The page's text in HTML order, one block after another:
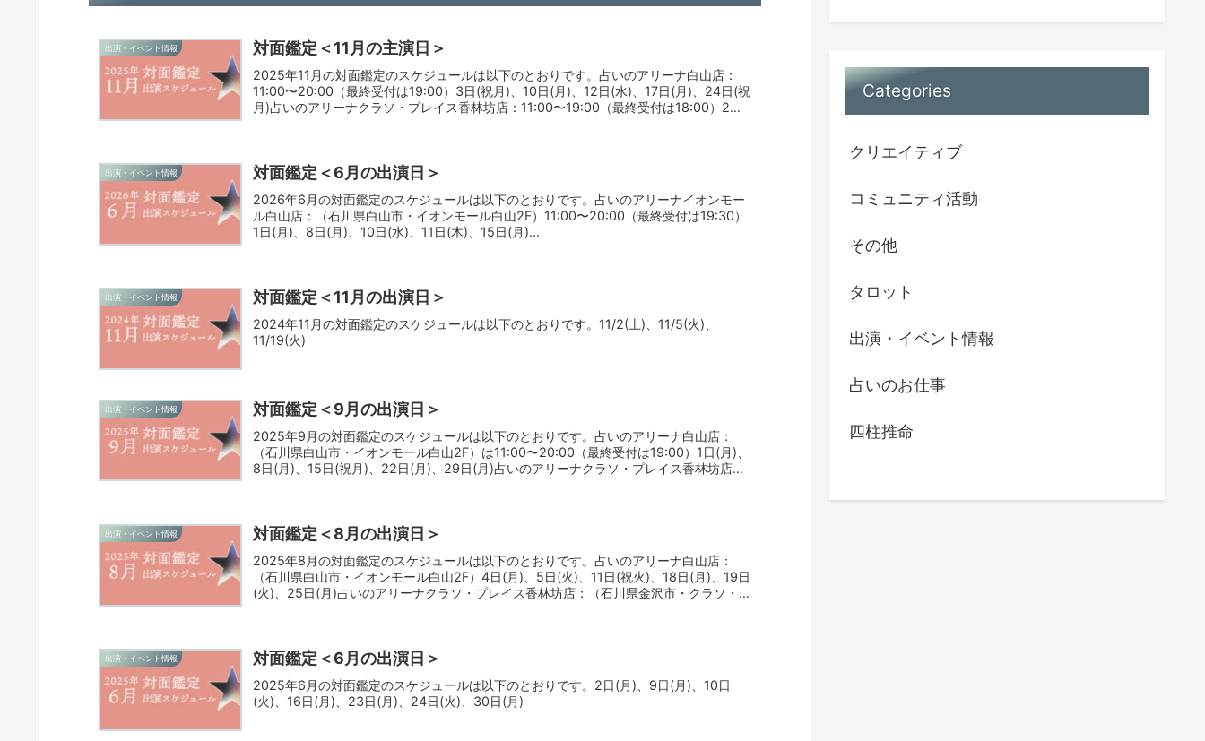
出演・イベント情報 対面鑑定＜11月の主演日＞
2025年11月の対面鑑定のスケジュールは以下のとおりです。占いのアリーナ白山店：
11:00〜20:00（最終受付は19:00）3日(祝月)、10日(月)、12日(水)、17日(月)、24日(祝
月)占いのアリーナクラソ・プレイス香林坊店：11:00〜19:00（最終受付は18:00）2日
出演・イベント情報 対面鑑定＜6月の出演日＞
2026年6月の対面鑑定のスケジュールは以下のとおりです。占いのアリーナイオンモー
ル白山店：（石川県白山市・イオンモール白山2F）11:00〜20:00（最終受付は19:30）
1日(月)、8日(月)、10日(水)、11日(木)、15日(月)...
出演・イベント情報 対面鑑定＜11月の出演日＞
2024年11月の対面鑑定のスケジュールは以下のとおりです。11/2(土)、11/5(火)、
11/19(火)
出演・イベント情報 対面鑑定＜9月の出演日＞
2025年9月の対面鑑定のスケジュールは以下のとおりです。占いのアリーナ白山店：
（石川県白山市・イオンモール白山2F）は11:00〜20:00（最終受付は19:00）1日(月)、
8日(月)、15日(祝月)、22日(月)、29日(月)占いのアリーナクラソ・プレイス香林坊店：
出演・イベント情報 対面鑑定＜8月の出演日＞
2025年8月の対面鑑定のスケジュールは以下のとおりです。占いのアリーナ白山店：
（石川県白山市・イオンモール白山2F）4日(月)、5日(火)、11日(祝火)、18日(月)、19日
(火)、25日(月)占いのアリーナクラソ・プレイス香林坊店：（石川県金沢市・クラソ・
出演・イベント情報 対面鑑定＜6月の出演日＞
2025年6月の対面鑑定のスケジュールは以下のとおりです。2日(月)、9日(月)、10日
(火)、16日(月)、23日(月)、24日(火)、30日(月)
Categories
クリエイティブ
コミュニティ活動
その他
タロット
出演・イベント情報
占いのお仕事
四柱推命